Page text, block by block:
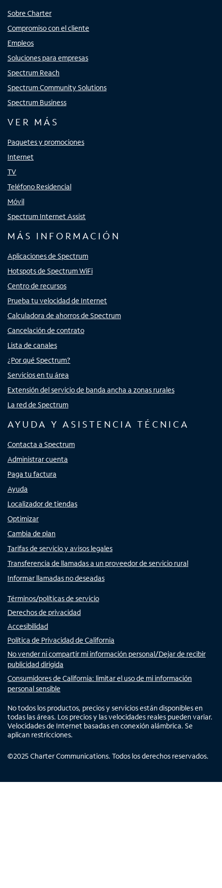
Sobre Charter
Compromiso con el cliente
Empleos
Soluciones para empresas
Spectrum Reach
Spectrum Community Solutions
Spectrum Business
VER MÁS
Paquetes y promociones
Internet
TV
Teléfono Residencial
Móvil
Spectrum Internet Assist
MÁS INFORMACIÓN
Aplicaciones de Spectrum
Hotspots de Spectrum WiFi
Centro de recursos
Prueba tu velocidad de Internet
Calculadora de ahorros de Spectrum
Cancelación de contrato
Lista de canales
¿Por qué Spectrum?
Servicios en tu área
Extensión del servicio de banda ancha a zonas rurales
La red de Spectrum
AYUDA Y ASISTENCIA TÉCNICA
Contacta a Spectrum
Administrar cuenta
Paga tu factura
Ayuda
Localizador de tiendas
Optimizar
Cambia de plan
Tarifas de servicio y avisos legales
Transferencia de llamadas a un proveedor de servicio rural
Informar llamadas no deseadas
Términos/políticas de servicio
Derechos de privacidad
Accesibilidad
Política de Privacidad de California
No vender ni compartir mi información personal/Dejar de recibir
publicidad dirigida
Consumidores de California: limitar el uso de mi información
personal sensible
No todos los productos, precios y servicios están disponibles en
todas las áreas. Los precios y las velocidades reales pueden variar.
Velocidades de Internet basadas en conexión alámbrica. Se
aplican restricciones.
©2025 Charter Communications. Todos los derechos reservados.